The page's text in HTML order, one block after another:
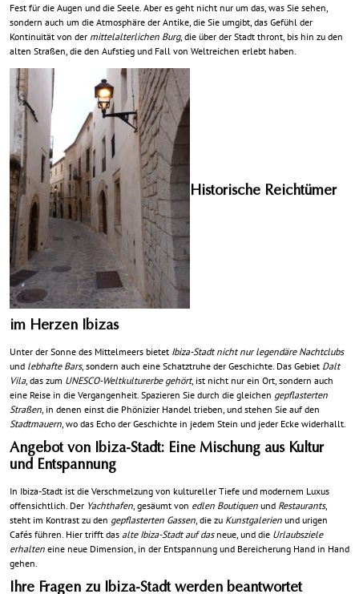
Fest für die Augen und die Seele. Aber es geht nicht nur um das, was Sie sehen,
sondern auch um die Atmosphäre der Antike, die Sie umgibt, das Gefühl der
Kontinuität von der mittelalterlichen Burg, die über der Stadt thront, bis hin zu den
alten Straßen, die den Aufstieg und Fall von Weltreichen erlebt haben.
Historische Reichtümer
im Herzen Ibizas
Unter der Sonne des Mittelmeers bietet Ibiza-Stadt nicht nur legendäre Nachtclubs
und lebhafte Bars, sondern auch eine Schatztruhe der Geschichte. Das Gebiet Dalt
Vila, das zum UNESCO-Weltkulturerbe gehört, ist nicht nur ein Ort, sondern auch
eine Reise in die Vergangenheit. Spazieren Sie durch die gleichen gepflasterten
Straßen , in denen einst die Phönizier Handel trieben, und stehen Sie auf den
Stadtmauern , wo das Echo der Geschichte in jedem Stein und jeder Ecke widerhallt.
Angebot von Ibiza-Stadt: Eine Mischung aus Kultur
und Entspannung
In Ibiza-Stadt ist die Verschmelzung von kultureller Tiefe und modernem Luxus
offensichtlich. Der Yachthafen , gesäumt von edlen Boutiquen und Restaurants,
steht im Kontrast zu den gepflasterten Gassen , die zu Kunstgalerien und urigen
Cafés führen. Hier trifft das alte Ibiza-Stadt auf das neue, und die Urlaubsziele
erhalten eine neue Dimension, in der Entspannung und Bereicherung Hand in Hand
gehen.
Ihre Fragen zu Ibiza-Stadt werden beantwortet